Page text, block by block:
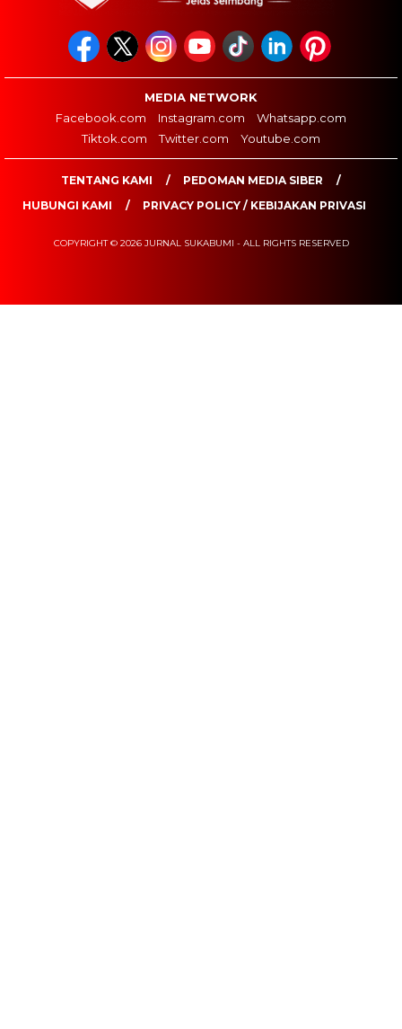
MEDIA NETWORK
Facebook.com
Instagram.com
Whatsapp.com
Tiktok.com
Twitter.com Youtube.com
TENTANG KAMI
PEDOMAN MEDIA SIBER
HUBUNGI KAMI
PRIVACY POLICY / KEBIJAKAN PRIVASI
COPYRIGHT © 2026 JURNAL SUKABUMI - ALL RIGHTS RESERVED